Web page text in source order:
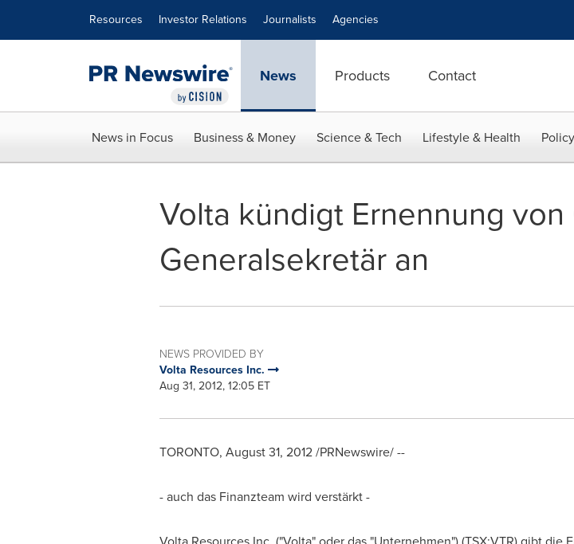
Resources Investor Relations Journalists Agencies
News Products Contact
News in Focus Business & Money Science & Tech Lifestyle & Health
Volta kündigt Ernennung von
Generalsekretär an
NEWS PROVIDED BY
Volta Resources Inc.
Aug 31, 2012, 12:05 ET
TORONTO, August 31, 2012/PRNewswire/ --
- auch das Finanzteam wird verstärkt -